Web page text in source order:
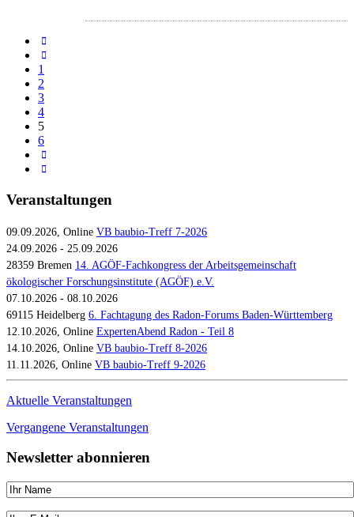
1
2
3
4
5
6
Veranstaltungen
09.09.2026, Online VB baubio-Treff 7-2026
24.09.2026 - 25.09.2026
28359 Bremen 14. AGÖF-Fachkongress der Arbeitsgemeinschaft
ökologischer Forschungsinstitute (AGÖF) e.V.
07.10.2026 - 08.10.2026
69115 Heidelberg 6. Fachtagung des Radon-Forums Baden-Württemberg
12.10.2026, Online ExpertenAbend Radon - Teil 8
14.10.2026, Online VB baubio-Treff 8-2026
11.11.2026, Online VB baubio-Treff 9-2026
Aktuelle Veranstaltungen
Vergangene Veranstaltungen
Newsletter abonnieren